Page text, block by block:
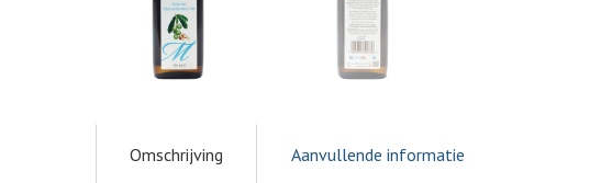
Omschrijving Aanvullende informatie